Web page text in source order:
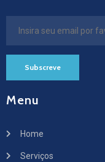
Subscreve
Menu
Home
Serviços